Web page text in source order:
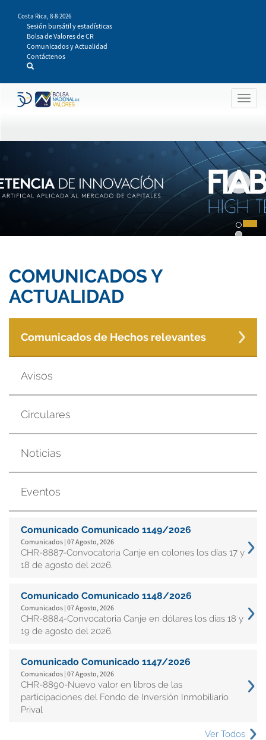
contenido
principal
Costa Rica, 8-8-2026
Sesión bursátil y estadísticas
Bolsa de Valores de CR
Comunicados y Actualidad
Contáctenos
COMUNICADOS Y
ACTUALIDAD
Comunicados de Hechos relevantes
Avisos
Circulares
Noticias
Eventos
Comunicado Comunicado 1149/2026
Comunicados | 07 Agosto, 2026
CHR-8887-Convocatoria Canje en colones los días 17 y
18 de agosto del 2026.
Comunicado Comunicado 1148/2026
Comunicados | 07 Agosto, 2026
CHR-8884-Convocatoria Canje en dólares los días 18 y
19 de agosto del 2026.
Comunicado Comunicado 1147/2026
Comunicados | 07 Agosto, 2026
CHR-8890-Nuevo valor en libros de las
participaciones del Fondo de Inversión Inmobiliario
Prival
Ver Todos